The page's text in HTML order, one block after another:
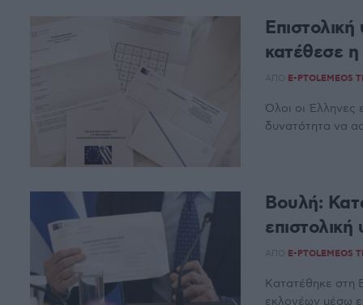
κατέθεσε
ΑΠΌ E-PTOLEMEOS
Όλοι οι Έλληνες
δυνατότητα να
Boυλή:
ΑΠΌ E-PTOLEMEOS
Κατατέθηκε στη
εκλογέων μέσω